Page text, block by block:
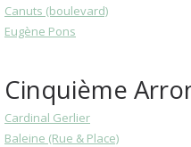
Canuts (boulevard)
Eugène Pons
Cinquième
Cardinal Gerlier
Baleine (Rue & Place)